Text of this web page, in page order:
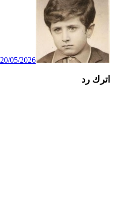
20/05/2026
اترك رد